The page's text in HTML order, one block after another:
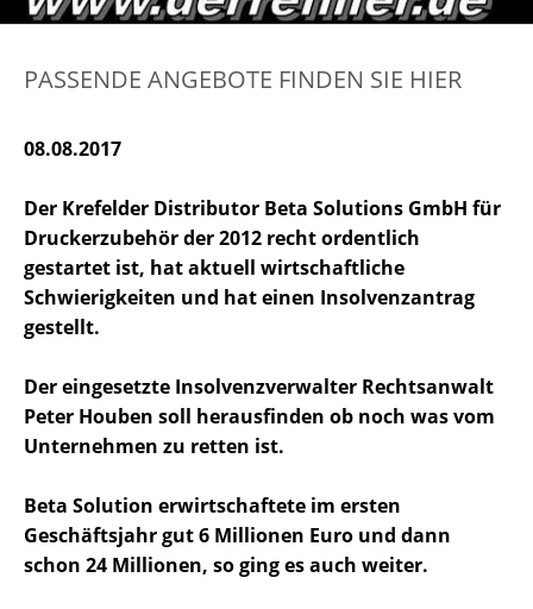
PASSENDE ANGEBOTE FINDEN SIE HIER
08.08.2017
Der Krefelder Distributor Beta Solutions GmbH für
Druckerzubehör der 2012 recht ordentlich
gestartet ist, hat aktuell wirtschaftliche
Schwierigkeiten und hat einen Insolvenzantrag
gestellt.
Der eingesetzte Insolvenzverwalter Rechtsanwalt
Peter Houben soll herausfinden ob noch was vom
Unternehmen zu retten ist.
Beta Solution erwirtschaftete im ersten
Geschäftsjahr gut 6 Millionen Euro und dann
schon 24 Millionen, so ging es auch weiter.